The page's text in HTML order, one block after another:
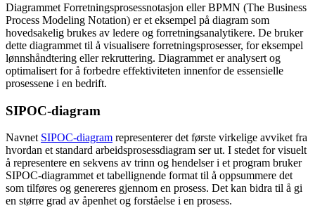
Diagrammet Forretningsprosessnotasjon eller BPMN (The Business
Process Modeling Notation) er et eksempel på diagram som
hovedsakelig brukes av ledere og forretningsanalytikere. De bruker
dette diagrammet til å visualisere forretningsprosesser, for eksempel
lønnshåndtering eller rekruttering. Diagrammet er analysert og
optimalisert for å forbedre effektiviteten innenfor de essensielle
prosessene i en bedrift.
SIPOC-diagram
Navnet SIPOC-diagram representerer det første virkelige avviket fra
hvordan et standard arbeidsprosessdiagram ser ut. I stedet for visuelt
å representere en sekvens av trinn og hendelser i et program bruker
SIPOC-diagrammet et tabellignende format til å oppsummere det
som tilføres og genereres gjennom en prosess. Det kan bidra til å gi
en større grad av åpenhet og forståelse i en prosess.